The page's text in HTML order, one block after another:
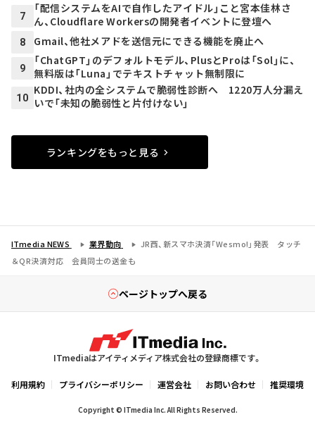
7
「配信システムをAIで自作したアイドル」こと宮本佳林さ
ん、Cloudflare Workersの開発者イベントに登壇へ
8 Gmail、他社メアドを送信元にできる機能を廃止へ
9
「ChatGPT」のデフォルトモデル、PlusとProは「Sol」に、
無料版は「Luna」でテキストチャット無制限に
10
KDDI、社内の全システムで脆弱性診断へ 1220万人分漏え
いで「未知の脆弱性と片付けない」
ランキングをもっと見る
ITmedia NEWS 業界動向
JR西、新スマホ決済「Wesmo!」発表 タッチ
＆QR決済対応 会員同士の送金も
ページトップへ戻る
ITmediaはアイティメディア株式会社の登録商標です。
利用規約 プライバシーポリシー 運営会社 お問い合わせ 推奨環境
Copyright © ITmedia Inc. All Rights Reserved.